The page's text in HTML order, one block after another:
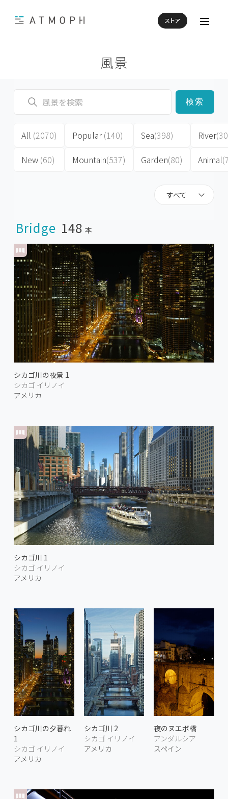
ストア
風景
すべて
検索
All (2070)
New (60)
Popular(140)
Mountain(537)
Sea(398)
Garden(80)
River
Animal
Bridge 148 本
シカゴ川の夜景 1
シカゴ イリノイ
アメリカ
シカゴ川 1
シカゴ イリノイ
アメリカ
シカゴ川の夕暮れ
1
シカゴ イリノイ
アメリカ
シカゴ川 2
シカゴ イリノイ
アメリカ
夜のヌエボ橋
アンダルシア
スペイン